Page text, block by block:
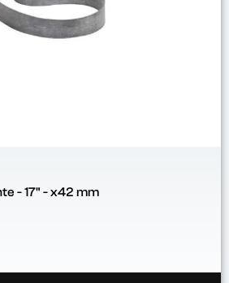
Pneu - Fond de jante - 17" - x42 mm